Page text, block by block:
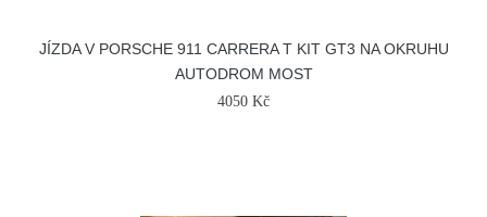
JÍZDA V PORSCHE 911 CARRERA T KIT GT3 NA OKRUHU
AUTODROM MOST
4050 Kč